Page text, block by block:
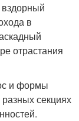
в
отрастания
и формы
секциях